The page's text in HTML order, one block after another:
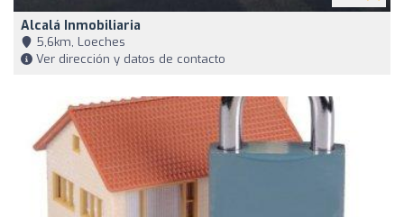
Alcalá Inmobiliaria
5,6km, Loeches
Ver dirección y datos de contacto